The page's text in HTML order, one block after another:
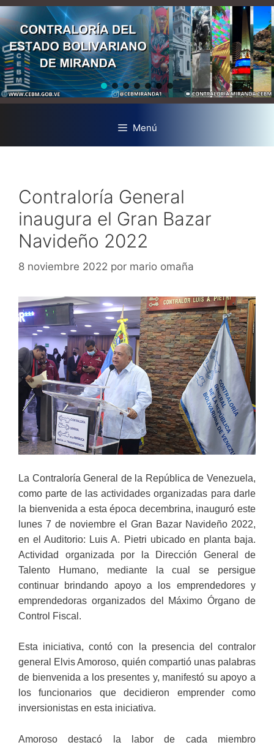
Menú
Contraloría General
inaugura el Gran Bazar
Navideño 2022
8 noviembre 2022 por mario omaña
La Contraloría General de la República de Venezuela,
como parte de las actividades organizadas para darle
la bienvenida a esta época decembrina, inauguró este
lunes 7 de noviembre el Gran Bazar Navideño 2022,
en el Auditorio: Luis A. Pietri ubicado en planta baja.
Actividad organizada por la Dirección General de
Talento Humano, mediante la cual se persigue
continuar brindando apoyo a los emprendedores y
emprendedoras organizados del Máximo Órgano de
Control Fiscal.
Esta iniciativa, contó con la presencia del contralor
general Elvis Amoroso, quién compartió unas palabras
de bienvenida a los presentes y, manifestó su apoyo a
los funcionarios que decidieron emprender como
inversionistas en esta iniciativa.
Amoroso destacó la labor de cada miembro